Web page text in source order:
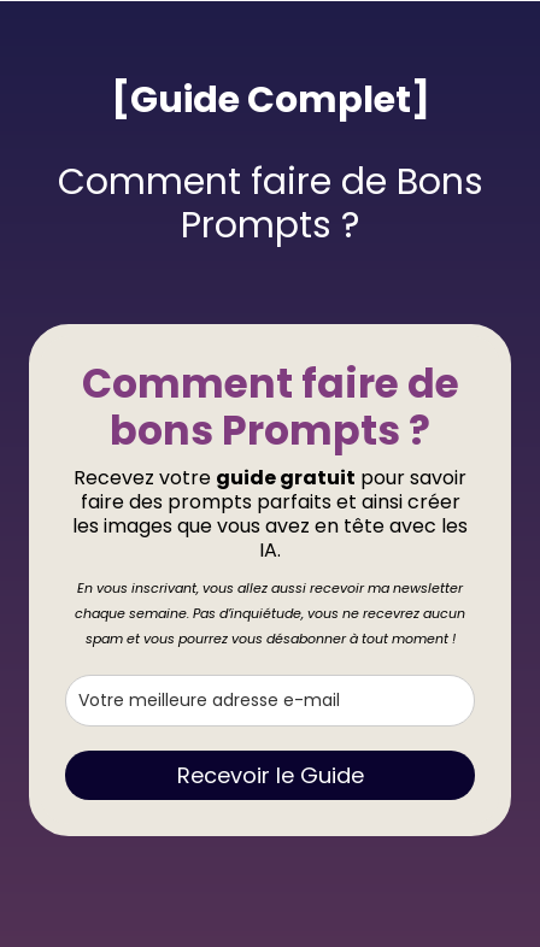
[Guide Complet]
Comment faire de Bons
Prompts ?
Comment faire de
bons Prompts ?
Recevez votre guide gratuit pour savoir
faire des prompts parfaits et ainsi créer
les images que vous avez en tête avec les
IA.
En vous inscrivant, vous allez aussi recevoir ma newsletter
chaque semaine. Pas d’inquiétude, vous ne recevrez aucun
spam et vous pourrez vous désabonner à tout moment !
Recevoir le Guide